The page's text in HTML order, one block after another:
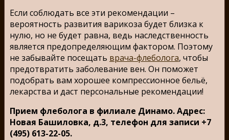
Если соблюдать все эти рекомендации –
вероятность развития варикоза будет близка к
нулю, но не будет равна, ведь наследственность
является предопределяющим фактором. Поэтому
не забывайте посещать врача-флеболога, чтобы
предотвратить заболевание вен. Он поможет
подобрать вам хорошее компрессионное бельё,
лекарства и даст персональные рекомендации!
Прием флеболога в филиале Динамо. Адрес:
Новая Башиловка, д.3, телефон для записи +7
(495) 613-22-05.